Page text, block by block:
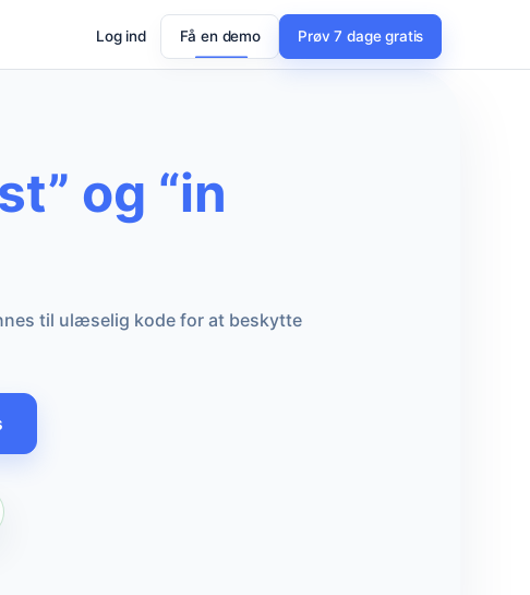
Log ind Få en demo Prøv 7 dage gratis
og “in
til ulæselig kode for at beskytte